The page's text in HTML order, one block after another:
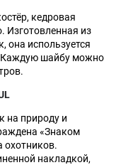
кедровая
Изготовленная из
она используется
Каждую шайбу можно
на природу и
«Знаком
охотников.
накладкой,